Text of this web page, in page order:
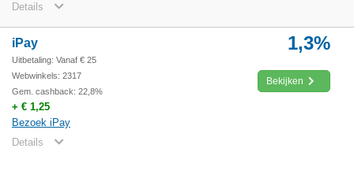
Details
iPay
Uitbetaling: Vanaf € 25
Webwinkels: 2317
Gem. cashback: 22,8%
+ € 1,25
Bezoek iPay
Details
1,3%
Bekijken